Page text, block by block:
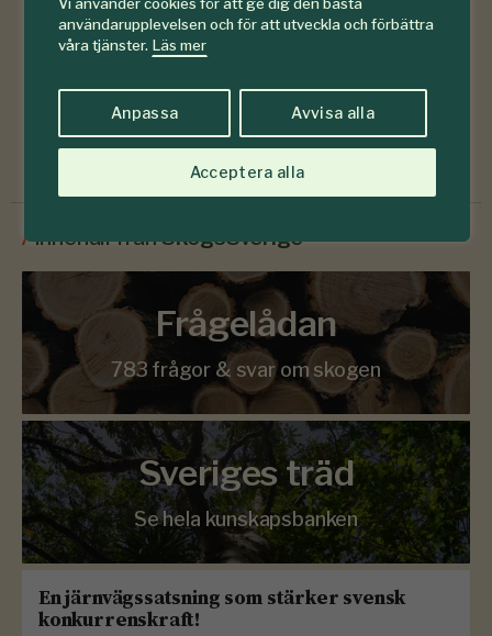
användarupplevelsen och för att utveckla och förbättra
våra tjänster. Läs mer
Anpassa Avvisa alla
Acceptera alla
Prenumerera
/Innehåll frånSkogsSverige
Frågelådan
783 frågor & svar om skogen
Sveriges träd
Se hela kunskapsbanken
En järnvägssatsning som stärker svensk
konkurrenskraft!